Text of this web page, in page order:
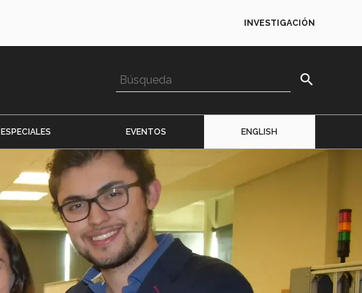
INVESTIGACIÓN
search
ESPECIALES EVENTOS ENGLISH